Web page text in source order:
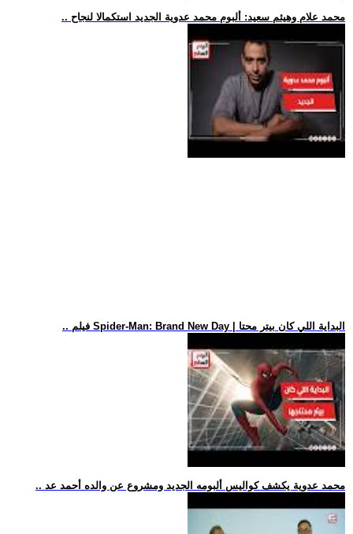
.. محمد علام وهيثم سعيد: ألبوم محمد عدوية الجديد استكمالا لنجاح
.. فيلم Spider-Man: Brand New Day | البداية اللي كان بيتر محتا
.. محمد عدوية يكشف كواليس ألبومه الجديد ومشروع عن والده أحمد عد